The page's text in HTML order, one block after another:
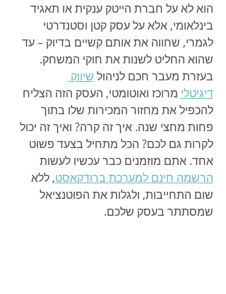
הוא לא על חברת הייטק ענקית או תאגיד
בינלאומי, אלא על עסק קטן וסטנדרטי
לגמרי, שחווה את אותם קשיים בדיוק – עד
שהוא החליט לשנות את חוקי המשחק.
בעזרת מעבר חכם לניהול שיווק
דיגיטלי מרוכז ואוטומטי, העסק הזה הצליח
להכפיל את מחזור המכירות שלו בתוך
פחות מחצי שנה. איך זה קרה? ואיך זה יכול
לקרות גם לכם? הכל מתחיל בצעד פשוט
אחד. אתם מוזמנים כבר עכשיו לעשות
הרשמה חינם למערכת ברודקאסט, ללא
שום התחייבות, ולגלות את הפוטנציאל
שמסתתר בעסק שלכם.